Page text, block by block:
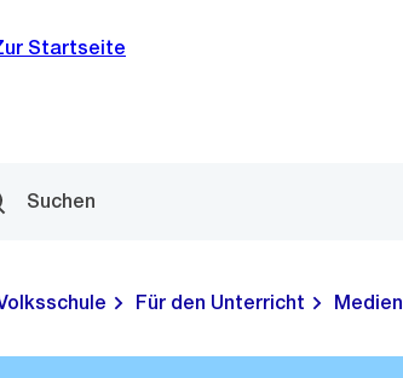
Suchen
Für den Unterricht